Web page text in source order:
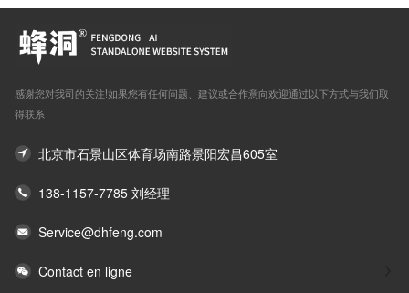
感谢您对我司的关注!如果您有任何问题、建议或合作意向欢迎通过以下方式与我们取
得联系
北京市石景山区体育场南路景阳宏昌605室
138-1157-7785 刘经理
Service@dhfeng.com
Contact en ligne